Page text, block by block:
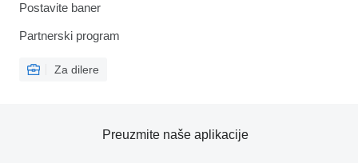
Postavite baner
Partnerski program
Za dilere
Preuzmite naše aplikacije